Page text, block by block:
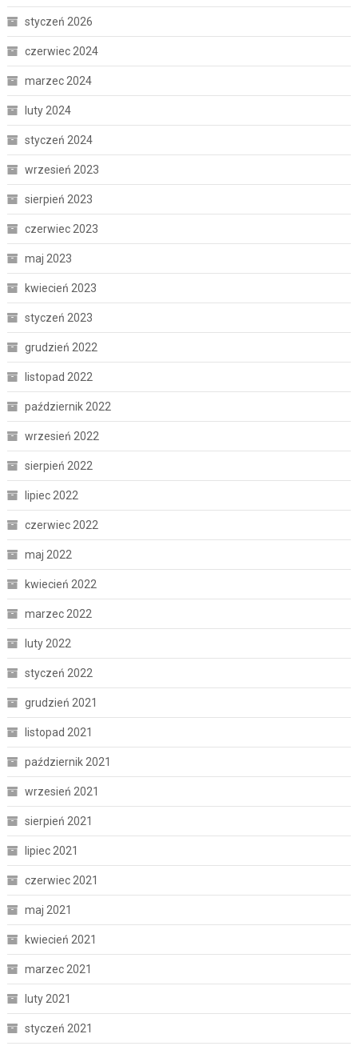
styczeń 2026
czerwiec 2024
marzec 2024
luty 2024
styczeń 2024
wrzesień 2023
sierpień 2023
czerwiec 2023
maj 2023
kwiecień 2023
styczeń 2023
grudzień 2022
listopad 2022
październik 2022
wrzesień 2022
sierpień 2022
lipiec 2022
czerwiec 2022
maj 2022
kwiecień 2022
marzec 2022
luty 2022
styczeń 2022
grudzień 2021
listopad 2021
październik 2021
wrzesień 2021
sierpień 2021
lipiec 2021
czerwiec 2021
maj 2021
kwiecień 2021
marzec 2021
luty 2021
styczeń 2021